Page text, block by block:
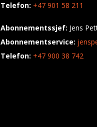
Telefon: +47 901 58 211
Abonnementssjef: Jens
Abonnementservice:
Telefon: +47 900 38 742